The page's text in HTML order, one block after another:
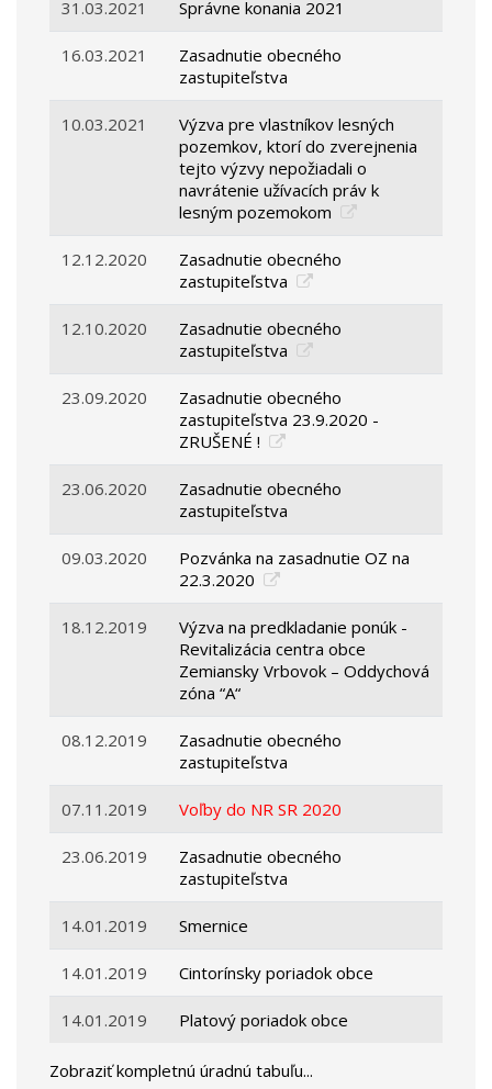
31.03.2021 Správne konania 2021
16.03.2021
Zasadnutie obecného
zastupiteľstva
10.03.2021
Výzva pre vlastníkov lesných
pozemkov, ktorí do zverejnenia
tejto výzvy nepožiadali o
navrátenie užívacích práv k
lesným pozemokom
12.12.2020
Zasadnutie obecného
zastupiteľstva
12.10.2020
Zasadnutie obecného
zastupiteľstva
23.09.2020
Zasadnutie obecného
zastupiteľstva 23.9.2020 -
ZRUŠENÉ !
23.06.2020
Zasadnutie obecného
zastupiteľstva
09.03.2020
Pozvánka na zasadnutie OZ na
22.3.2020
18.12.2019
Výzva na predkladanie ponúk -
Revitalizácia centra obce
Zemiansky Vrbovok – Oddychová
zóna “A“
08.12.2019
Zasadnutie obecného
zastupiteľstva
07.11.2019 Voľby do NR SR 2020
23.06.2019
Zasadnutie obecného
zastupiteľstva
14.01.2019 Smernice
14.01.2019 Cintorínsky poriadok obce
14.01.2019 Platový poriadok obce
Zobraziť kompletnú úradnú tabuľu...